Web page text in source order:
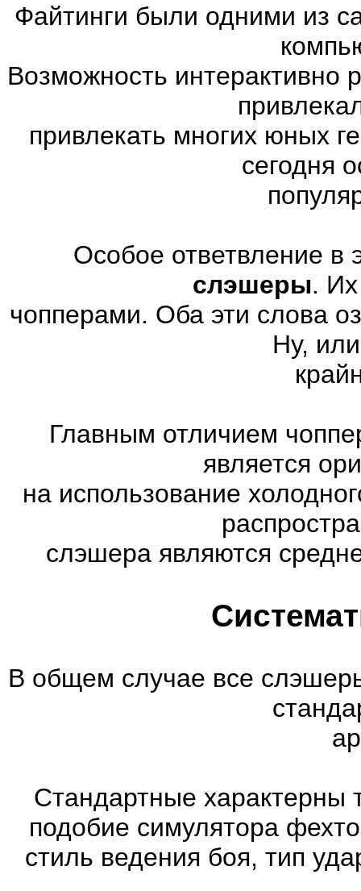
Файтинги были одними из
Возможность интерактивно
привлекать многих юных
сегодня
Особое ответвление в
слэшеры.
чопперами. Оба эти слова
Ну,
Главным отличием
является
на использование
слэшера являются
В общем случае все
Стандартные характерны
подобие симулятора
стиль ведения боя, тип